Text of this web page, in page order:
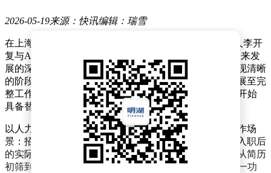
2026-05-19来源：快讯编辑：瑞雪
在上海举办的AMD AI开发者日活动上，零一万物创始人李开
复与AMD董事会主席苏姿丰展开了一场关于人工智能未来发
展的深度对话。李开复提出，人工智能的进化路径正呈现清晰
的阶段性特征：2024年聚焦于单一任务执行，2025年扩展至完
整工作流处理，而2026年将迎来关键转折点——AI系统开始
具备替代企业职能部门的能力。
以人力资源领域为例，李开复描绘了多智能体协同的运作场
景：招聘系统与绩效评估系统形成闭环，通过分析员工入职后
的实际表现数据，自动优化前端的简历筛选标准。这种从简历
初筛到季度考核的全流程自动化，标志着AI开始突破单一功